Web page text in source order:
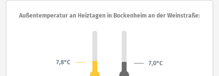
Außentemperatur an Heiztagen in Bockenheim an der Weinstraße:
7,8°C 7,0°C